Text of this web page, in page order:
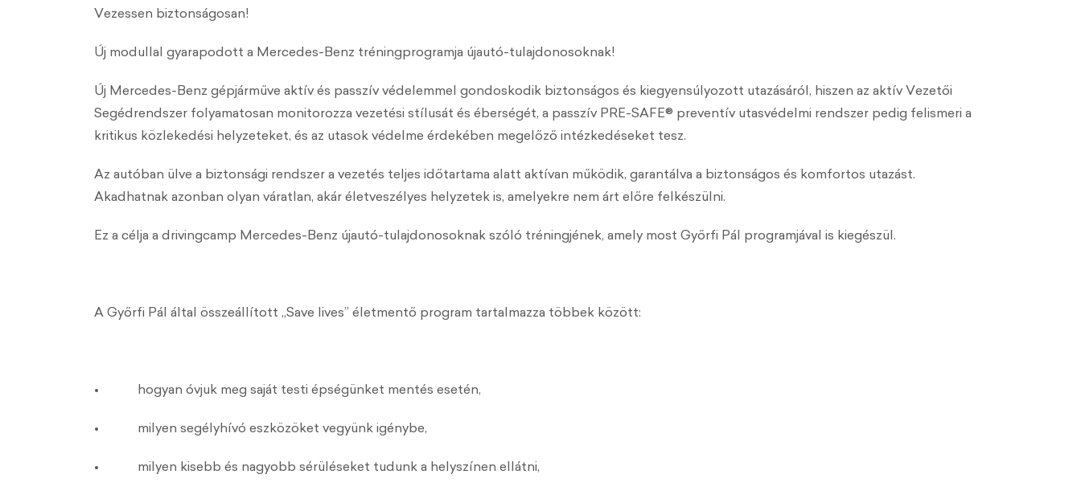
Vezessen biztonságosan!
Új modullal gyarapodott a Mercedes-Benz tréningprogramja újautó-tulajdonosoknak!
Új Mercedes-Benz gépjárműve aktív és passzív védelemmel gondoskodik biztonságos és kiegyensúlyozott utazásáról, hiszen az aktív Vezetői
Segédrendszer folyamatosan monitorozza vezetési stílusát és éberségét, a passzív PRE-SAFE® preventív utasvédelmi rendszer pedig felismeri a
kritikus közlekedési helyzeteket, és az utasok védelme érdekében megelőző intézkedéseket tesz.
Az autóban ülve a biztonsági rendszer a vezetés teljes időtartama alatt aktívan működik, garantálva a biztonságos és komfortos utazást.
Akadhatnak azonban olyan váratlan, akár életveszélyes helyzetek is, amelyekre nem árt előre felkészülni.
Ez a célja a drivingcamp Mercedes-Benz újautó-tulajdonosoknak szóló tréningjének, amely most Győrfi Pál programjával is kiegészül.
A Győrfi Pál által összeállított „Save lives” életmentő program tartalmazza többek között:
• hogyan óvjuk meg saját testi épségünket mentés esetén,
• milyen segélyhívó eszközöket vegyünk igénybe,
• milyen kisebb és nagyobb sérüléseket tudunk a helyszínen ellátni,